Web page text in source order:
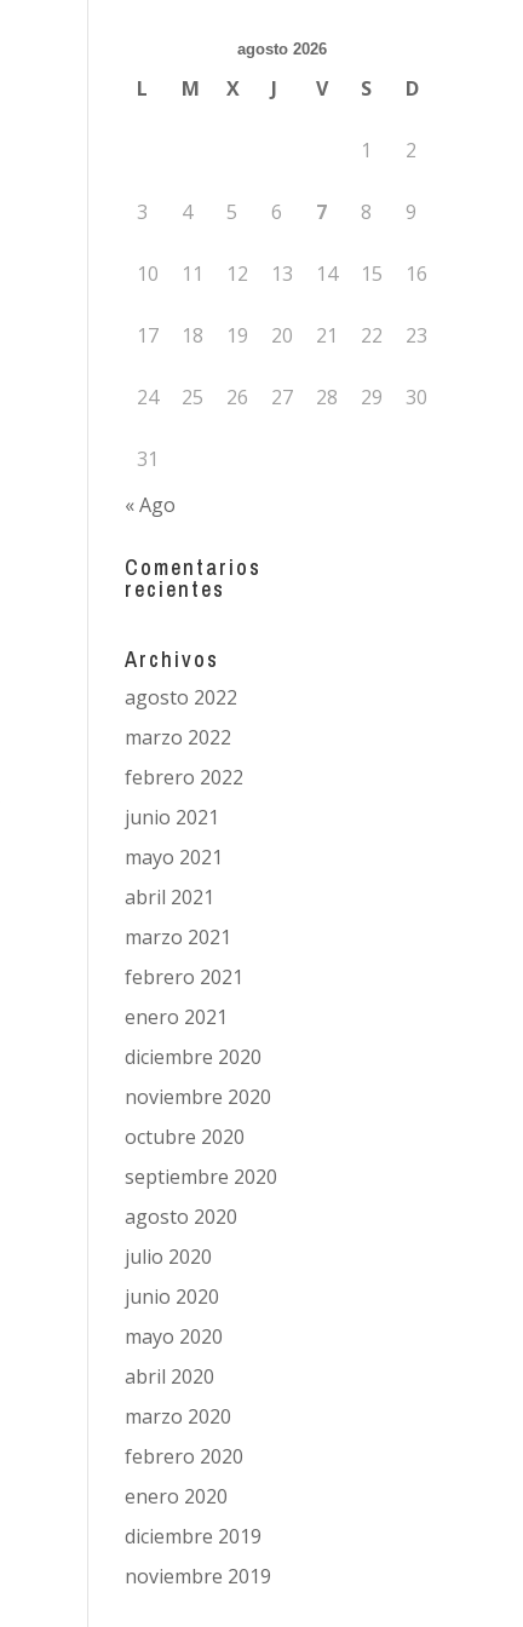
agosto 2026
L M X J V S D
1 2
3 4 5 6 7 8 9
10 11 12 13 14 15 16
17 18 19 20 21 22 23
24 25 26 27 28 29 30
31
« Ago
Comentarios
recientes
Archivos
agosto 2022
marzo 2022
febrero 2022
junio 2021
mayo 2021
abril 2021
marzo 2021
febrero 2021
enero 2021
diciembre 2020
noviembre 2020
octubre 2020
septiembre 2020
agosto 2020
julio 2020
junio 2020
mayo 2020
abril 2020
marzo 2020
febrero 2020
enero 2020
diciembre 2019
noviembre 2019